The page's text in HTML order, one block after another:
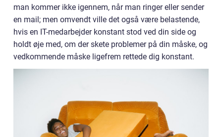
man kommer ikke igennem, når man ringer eller sender
en mail; men omvendt ville det også være belastende,
hvis en IT-medarbejder konstant stod ved din side og
holdt øje med, om der skete problemer på din måske, og
vedkommende måske ligefrem rettede dig konstant.